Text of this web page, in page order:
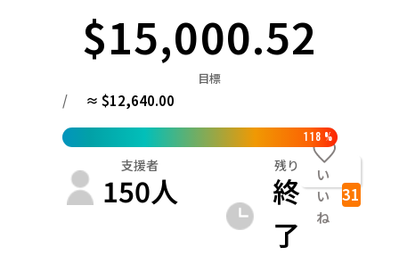
$15,000.52
目標
/ ≈ $12,640.00
118 %
支援者
150人
残り
終
了
い
い
ね
31